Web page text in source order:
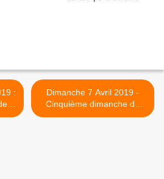
Dimanche 7 Avril 2019 -
Cinquième dimanche de
Carême >